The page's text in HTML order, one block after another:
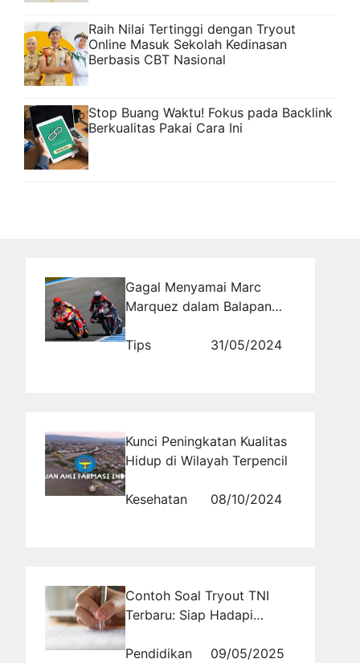
Raih Nilai Tertinggi dengan Tryout
Online Masuk Sekolah Kedinasan
Berbasis CBT Nasional
Stop Buang Waktu! Fokus pada Backlink
Berkualitas Pakai Cara Ini
Gagal Menyamai Marc
Marquez dalam Balapan
Membawa Dampak Positif
Tips 31/05/2024
Kunci Peningkatan Kualitas
Hidup di Wilayah Terpencil
Kesehatan 08/10/2024
Contoh Soal Tryout TNI
Terbaru: Siap Hadapi
Pendidikan
09/05/2025